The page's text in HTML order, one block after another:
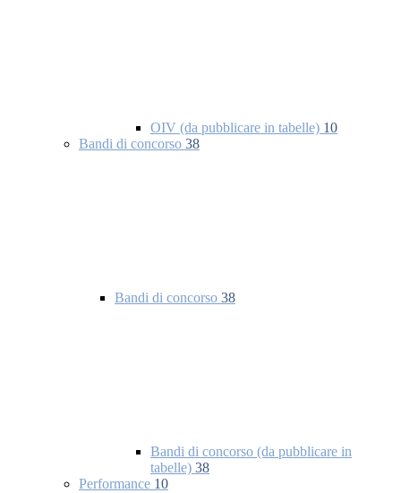
OIV (da pubblicare in tabelle) 10
Bandi di concorso 38
Bandi di concorso 38
Bandi di concorso (da pubblicare in
tabelle) 38
Performance 10